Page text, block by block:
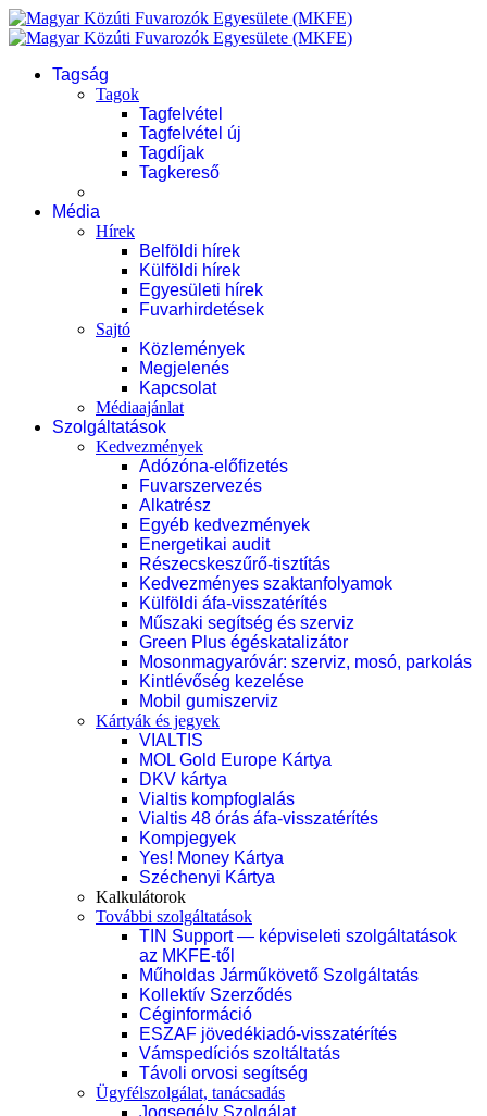
Tagság
Tagok
Tagfelvétel
Tagfelvétel új
Tagdíjak
Tagkereső
Média
Hírek
Belföldi hírek
Külföldi hírek
Egyesületi hírek
Fuvarhirdetések
Sajtó
Közlemények
Megjelenés
Kapcsolat
Médiaajánlat
Szolgáltatások
Kedvezmények
Adózóna-előfizetés
Fuvarszervezés
Alkatrész
Egyéb kedvezmények
Energetikai audit
Részecskeszűrő-tisztítás
Kedvezményes szaktanfolyamok
Külföldi áfa-visszatérítés
Műszaki segítség és szerviz
Green Plus égéskatalizátor
Mosonmagyaróvár: szerviz, mosó, parkolás
Kintlévőség kezelése
Mobil gumiszerviz
Kártyák és jegyek
VIALTIS
MOL Gold Europe Kártya
DKV kártya
Vialtis kompfoglalás
Vialtis 48 órás áfa-visszatérítés
Kompjegyek
Yes! Money Kártya
Széchenyi Kártya
Kalkulátorok
További szolgáltatások
TIN Support — képviseleti szolgáltatások
az MKFE-től
Műholdas Járműkövető Szolgáltatás
Kollektív Szerződés
Céginformáció
ESZAF jövedékiadó-visszatérítés
Vámspedíciós szoltáltatás
Távoli orvosi segítség
Ügyfélszolgálat, tanácsadás
Jogsegély Szolgálat